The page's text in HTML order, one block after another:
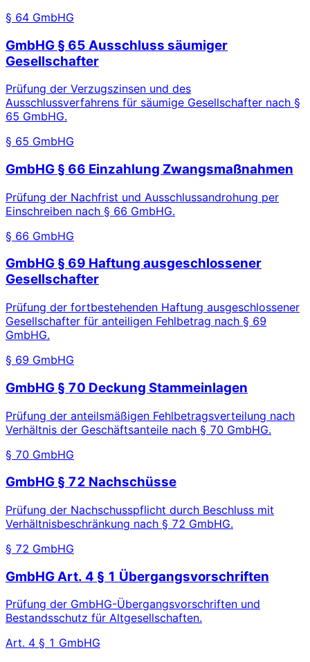
§ 64 GmbHG
GmbHG § 65 Ausschluss säumiger
Gesellschafter
Prüfung der Verzugszinsen und des
Ausschlussverfahrens für säumige Gesellschafter nach §
65 GmbHG.
§ 65 GmbHG
GmbHG § 66 Einzahlung Zwangsmaßnahmen
Prüfung der Nachfrist und Ausschlussandrohung per
Einschreiben nach § 66 GmbHG.
§ 66 GmbHG
GmbHG § 69 Haftung ausgeschlossener
Gesellschafter
Prüfung der fortbestehenden Haftung ausgeschlossener
Gesellschafter für anteiligen Fehlbetrag nach § 69
GmbHG.
§ 69 GmbHG
GmbHG § 70 Deckung Stammeinlagen
Prüfung der anteilsmäßigen Fehlbetragsverteilung nach
Verhältnis der Geschäftsanteile nach § 70 GmbHG.
§ 70 GmbHG
GmbHG § 72 Nachschüsse
Prüfung der Nachschusspflicht durch Beschluss mit
Verhältnisbeschränkung nach § 72 GmbHG.
§ 72 GmbHG
GmbHG Art. 4 § 1 Übergangsvorschriften
Prüfung der GmbHG-Übergangsvorschriften und
Bestandsschutz für Altgesellschaften.
Art. 4 § 1 GmbHG